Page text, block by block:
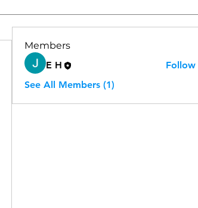
Members
E H
Follow
See All Members (1)